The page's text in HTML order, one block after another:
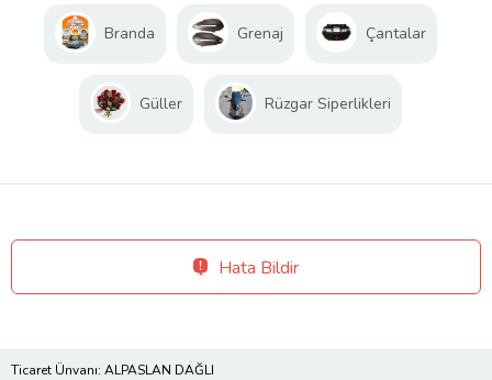
Branda Grenaj Çantalar
Güller Rüzgar Siperlikleri
Hata Bildir
Ticaret Ünvanı: ALPASLAN DAĞLI